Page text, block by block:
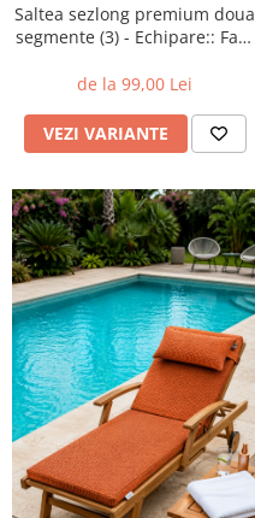
Saltea sezlong premium doua
segmente (3) - Echipare:: Fara
de la 99,00 Lei
VEZI VARIANTE